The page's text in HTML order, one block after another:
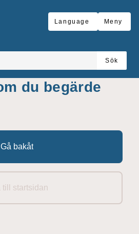
Language Meny
Sök
du begärde
Gå bakåt
till startsidan